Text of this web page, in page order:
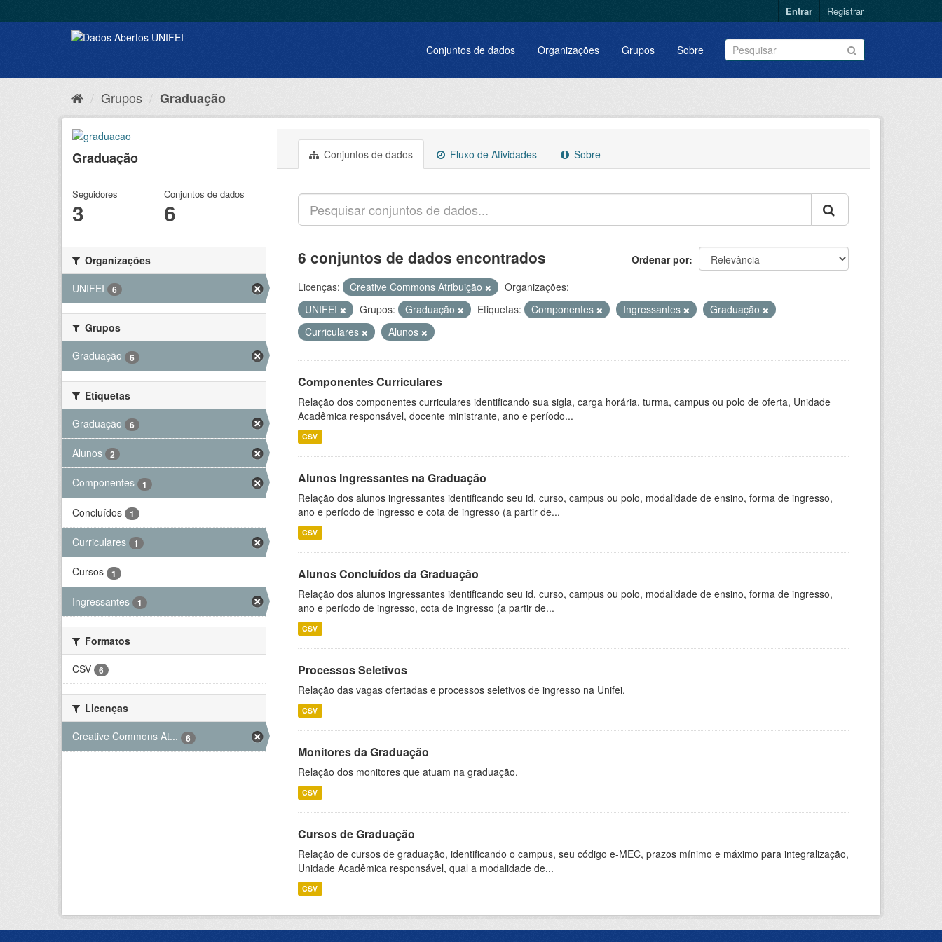
Entrar Registrar
Conjuntos de dados Organizações Grupos Sobre
Grupos Graduação
Graduação
Seguidores
3
Conjuntos de dados
6
Organizações
UNIFEI
6
Grupos
Graduação
6
Etiquetas
Graduação
6
Alunos 2
Componentes 1
Concluídos 1
Curriculares 1
Cursos 1
Ingressantes 1
Formatos
CSV
6
Licenças
Creative Commons At...
6
Conjuntos de dados Fluxo de Atividades Sobre
Ordenar por
6 conjuntos de dados encontrados
Licenças: Creative Commons Atribuição
Organizações:
UNIFEI
Grupos: Graduação Etiquetas: Componentes Ingressantes
Graduação
Curriculares
Alunos
Componentes Curriculares
Relação dos componentes curriculares identificando sua sigla, carga horária, turma, campus ou polo de oferta, Unidade
Acadêmica responsável, docente ministrante, ano e período...
CSV
Alunos Ingressantes na Graduação
Relação dos alunos ingressantes identificando seu id, curso, campus ou polo, modalidade de ensino, forma de ingresso,
ano e período de ingresso e cota de ingresso (a partir de...
CSV
Alunos Concluídos da Graduação
Relação dos alunos ingressantes identificando seu id, curso, campus ou polo, modalidade de ensino, forma de ingresso,
ano e período de ingresso, cota de ingresso (a partir de...
CSV
Processos Seletivos
Relação das vagas ofertadas e processos seletivos de ingresso na Unifei.
CSV
Monitores da Graduação
Relação dos monitores que atuam na graduação.
CSV
Cursos de Graduação
Relação de cursos de graduação, identificando o campus, seu código e-MEC, prazos mínimo e máximo para integralização,
Unidade Acadêmica responsável, qual a modalidade de...
CSV